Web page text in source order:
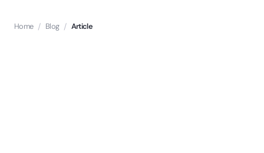
Home / Blog / Article